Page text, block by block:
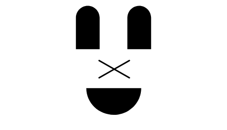
“Jazzig visa med sången i centrum” –